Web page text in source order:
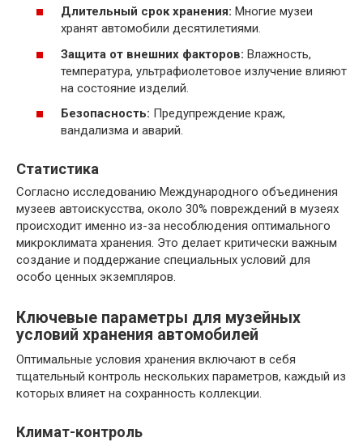
Длительный срок хранения: Многие музеи
хранят автомобили десятилетиями.
Защита от внешних факторов: Влажность,
температура, ультрафиолетовое излучение влияют
на состояние изделий.
Безопасность: Предупреждение краж,
вандализма и аварий.
Статистика
Согласно исследованию Международного объединения
музеев автоискусства, около 30% повреждений в музеях
происходит именно из-за несоблюдения оптимального
микроклимата хранения. Это делает критически важным
создание и поддержание специальных условий для
особо ценных экземпляров.
Ключевые параметры для музейных
условий хранения автомобилей
Оптимальные условия хранения включают в себя
тщательный контроль нескольких параметров, каждый из
которых влияет на сохранность коллекции.
Климат-контроль